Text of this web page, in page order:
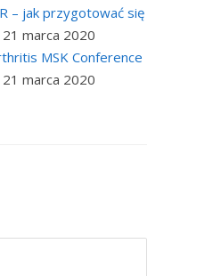
– jak przygotować się
21 marca 2020
MSK Conference
21 marca 2020